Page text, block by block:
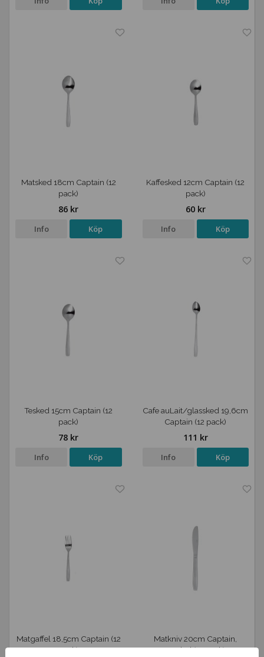
Matsked 18cm Captain (12
pack)
86 kr
Info Köp
Kaffesked 12cm Captain (12
pack)
60 kr
Info Köp
Tesked 15cm Captain (12
pack)
78 kr
Info Köp
Cafe auLait/glassked 19,6cm
Captain (12 pack)
111 kr
Info Köp
Matgaffel 18,5cm Captain (12
pack)
Matkniv 20cm Captain,
tandad (12 pack)